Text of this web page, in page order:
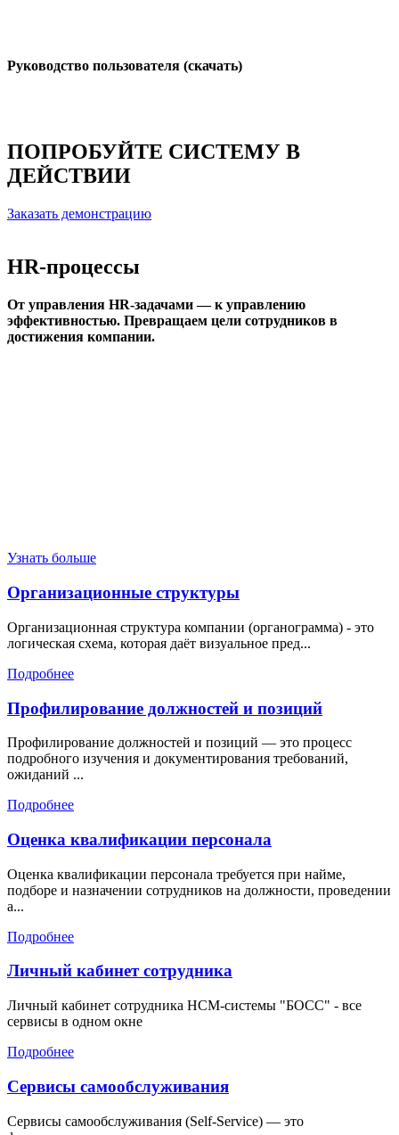
Руководство пользователя (скачать)
ПОПРОБУЙТЕ СИСТЕМУ В
ДЕЙСТВИИ
Заказать демонстрацию
HR-процессы
От управления HR-задачами — к управлению
эффективностью. Превращаем цели сотрудников в
достижения компании.
Узнать больше
Организационные структуры
Организационная структура компании (органограмма) - это
логическая схема, которая даёт визуальное пред...
Подробнее
Профилирование должностей и позиций
Профилирование должностей и позиций — это процесс
подробного изучения и документирования требований,
ожиданий ...
Подробнее
Оценка квалификации персонала
Оценка квалификации персонала требуется при найме,
подборе и назначении сотрудников на должности, проведении
а...
Подробнее
Личный кабинет сотрудника
Личный кабинет сотрудника HCM-системы "БОСС" - все
сервисы в одном окне
Подробнее
Сервисы самообслуживания
Сервисы самообслуживания (Self-Service) — это